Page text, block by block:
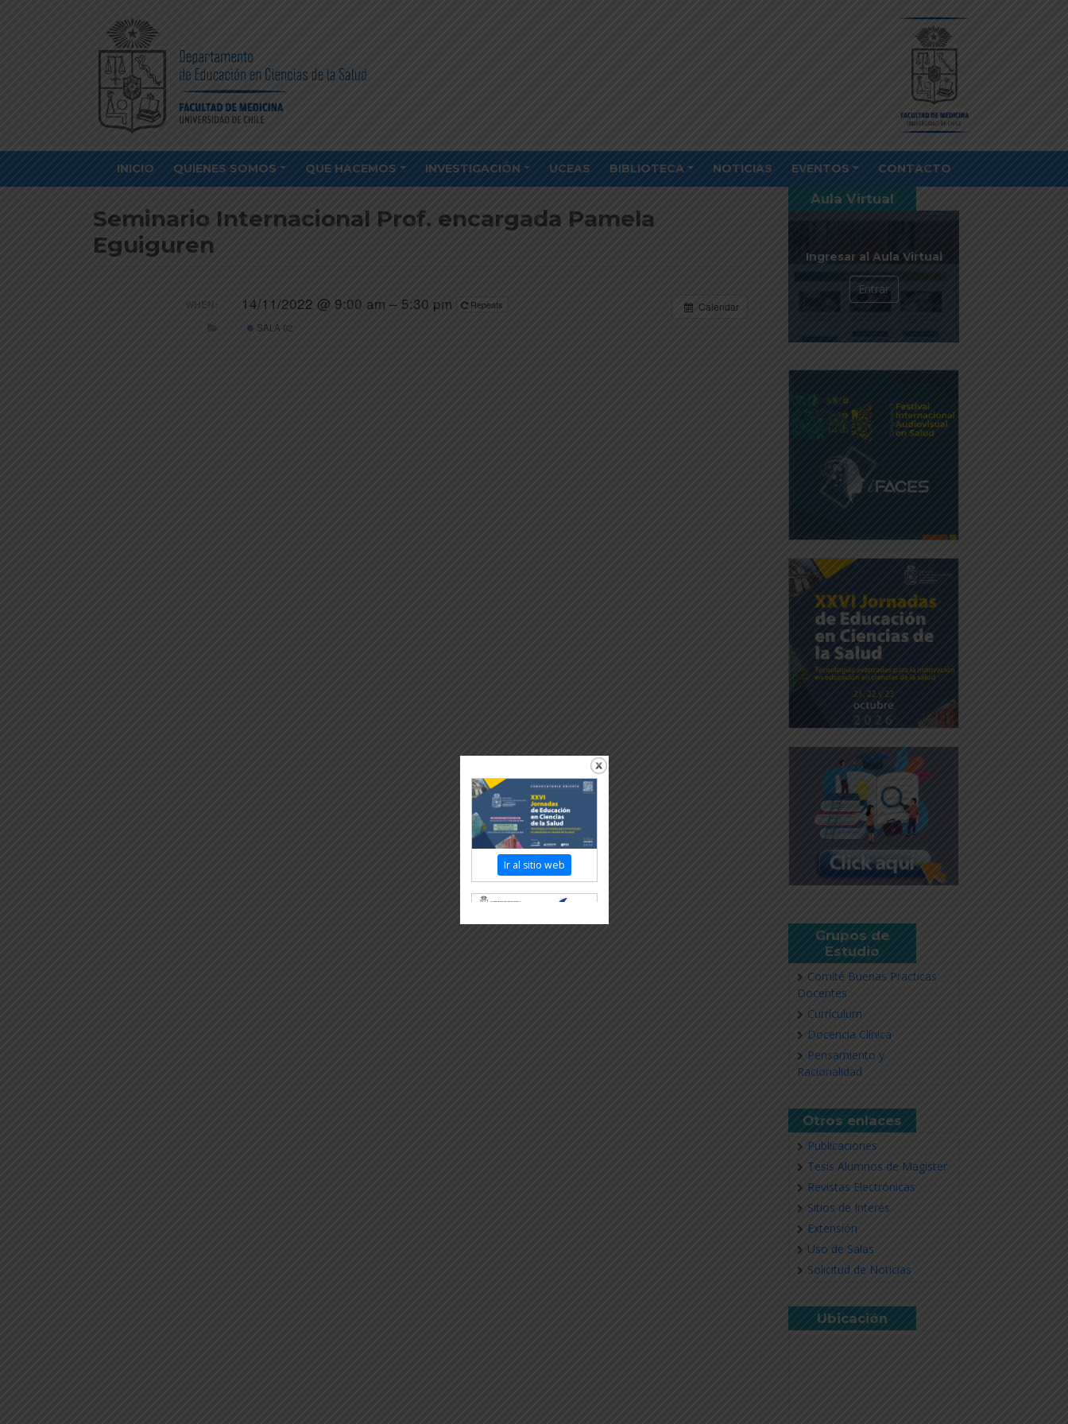
INICIO QUIENES SOMOS QUE HACEMOS INVESTIGACIÓN UCEAS BIBLIOTECA NOTICIAS EVENTOS CONTACTO
Seminario Internacional Prof. encargada Pamela
Eguiguren
Calendar
WHEN: 14/11/2022 @ 9:00 am – 5:30 pm
Repeats
SALA 02
Aula Virtual
Ingresar al Aula Virtual
Entrar
Grupos de
Estudio
Comité Buenas Practicas
Docentes
Currículum
Docencia Clínica
Pensamiento y
Racionalidad
Otros enlaces
Publicaciones
Tesis Alumnos de Magíster
Revistas Electrónicas
Sitios de Interés
Extensión
Uso de Salas
Solicitud de Noticias
Ubicación
Ir al sitio web